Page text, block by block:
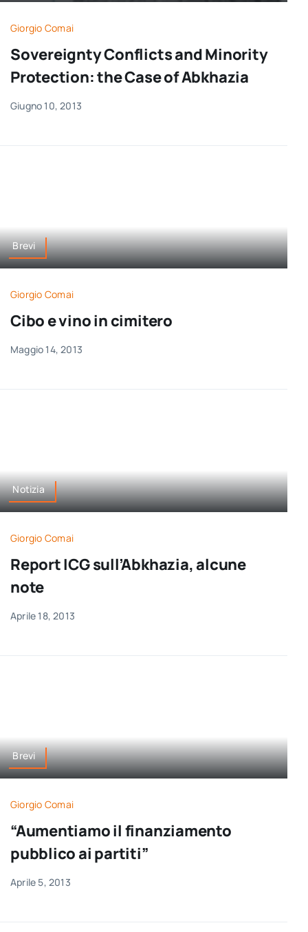
Newsletter
Giorgio Comai
Sovereignty Conflicts and Minority
Protection: the Case of Abkhazia
Giugno 10, 2013
Brevi
Giorgio Comai
Cibo e vino in cimitero
Maggio 14, 2013
Notizia
Giorgio Comai
Report ICG sull’Abkhazia, alcune
note
Aprile 18, 2013
Brevi
Giorgio Comai
“Aumentiamo il finanziamento
pubblico ai partiti”
Aprile 5, 2013